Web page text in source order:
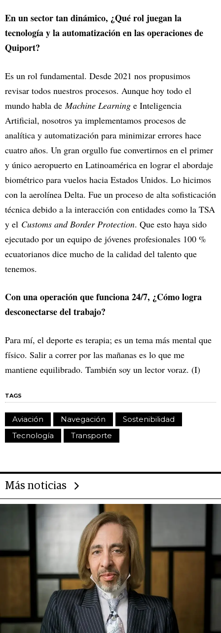
En un sector tan dinámico, ¿Qué rol juegan la
tecnología y la automatización en las operaciones de
Quiport?
Es un rol fundamental. Desde 2021 nos propusimos
revisar todos nuestros procesos. Aunque hoy todo el
mundo habla de Machine Learning e Inteligencia
Artificial, nosotros ya implementamos procesos de
analítica y automatización para minimizar errores hace
cuatro años. Un gran orgullo fue convertirnos en el primer
y único aeropuerto en Latinoamérica en lograr el abordaje
biométrico para vuelos hacia Estados Unidos. Lo hicimos
con la aerolínea Delta. Fue un proceso de alta sofisticación
técnica debido a la interacción con entidades como la TSA
y el Customs and Border Protection. Que esto haya sido
ejecutado por un equipo de jóvenes profesionales 100 %
ecuatorianos dice mucho de la calidad del talento que
tenemos.
Con una operación que funciona 24/7, ¿Cómo logra
desconectarse del trabajo?
Para mí, el deporte es terapia; es un tema más mental que
físico. Salir a correr por las mañanas es lo que me
mantiene equilibrado. También soy un lector voraz. (I)
TAGS
Aviación Navegación
Sostenibilidad
Tecnología
Transporte
Más noticias